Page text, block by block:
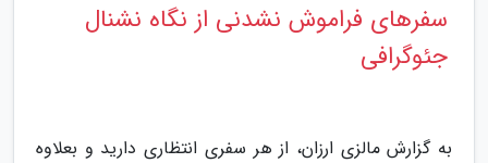
سفرهای فراموش نشدنی از نگاه نشنال
جئوگرافی
به گزارش مالزی ارزان، از هر سفری انتظاری دارید و بعلاوه